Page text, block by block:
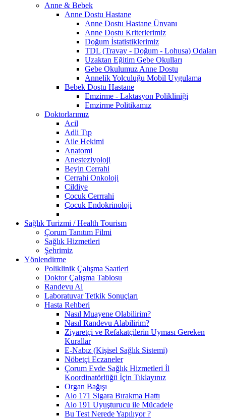
Anne & Bebek
Anne Dostu Hastane
Anne Dostu Hastane Ünvanı
Anne Dostu Kriterlerimiz
Doğum İstatistiklerimiz
TDL (Travay - Doğum - Lohusa) Odaları
Uzaktan Eğitim Gebe Okulları
Gebe Okulumuz Anne Dostu
Annelik Yolculuğu Mobil Uygulama
Bebek Dostu Hastane
Emzirme - Laktasyon Polikliniği
Emzirme Politikamız
Doktorlarımız
Acil
Adli Tıp
Aile Hekimi
Anatomi
Anesteziyoloji
Beyin Cerrahi
Cerrahi Onkoloji
Cildiye
Çocuk Cerrrahi
Çocuk Endokrinoloji
Sağlık Turizmi / Health Tourism
Çorum Tanıtım Filmi
Sağlık Hizmetleri
Şehrimiz
Yönlendirme
Poliklinik Çalışma Saatleri
Doktor Çalışma Tablosu
Randevu Al
Laboratuvar Tetkik Sonuçları
Hasta Rehberi
Nasıl Muayene Olabilirim?
Nasıl Randevu Alabilirim?
Ziyaretçi ve Refakatçilerin Uyması Gereken
Kurallar
E-Nabız (Kişisel Sağlık Sistemi)
Nöbetçi Eczaneler
Çorum Evde Sağlık Hizmetleri İl
Koordinatörlüğü İçin Tıklayınız
Organ Bağışı
Alo 171 Sigara Bırakma Hattı
Alo 191 Uyuşturucu ile Mücadele
Bu Test Nerede Yapılıyor ?